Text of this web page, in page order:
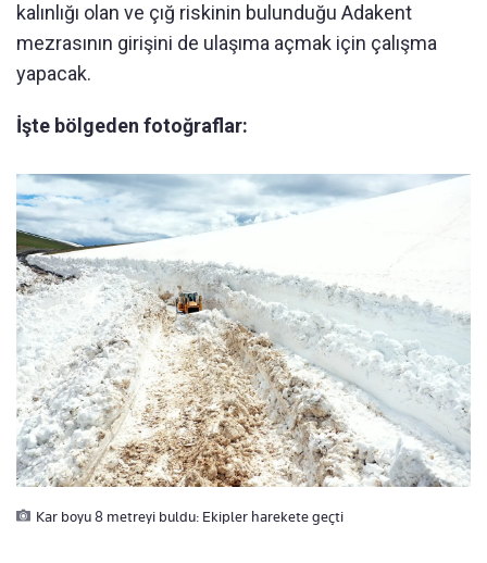
kalınlığı olan ve çığ riskinin bulunduğu Adakent
mezrasının girişini de ulaşıma açmak için çalışma
yapacak.
İşte bölgeden fotoğraflar:
Kar boyu 8 metreyi buldu: Ekipler harekete geçti